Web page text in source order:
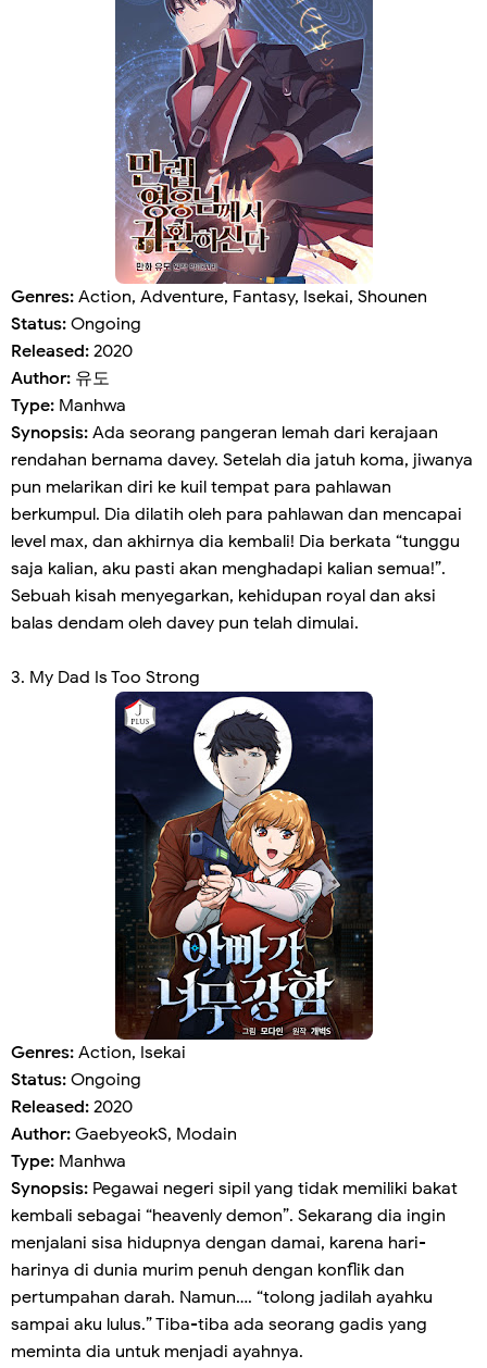
Genres: Action, Adventure, Fantasy, Isekai, Shounen
Status: Ongoing
Released: 2020
Author: 유도
Type: Manhwa
Synopsis: Ada seorang pangeran lemah dari kerajaan
rendahan bernama davey. Setelah dia jatuh koma, jiwanya
pun melarikan diri ke kuil tempat para pahlawan
berkumpul. Dia dilatih oleh para pahlawan dan mencapai
level max, dan akhirnya dia kembali! Dia berkata “tunggu
saja kalian, aku pasti akan menghadapi kalian semua!”.
Sebuah kisah menyegarkan, kehidupan royal dan aksi
balas dendam oleh davey pun telah dimulai.
3. My Dad Is Too Strong
Genres: Action, Isekai
Status: Ongoing
Released: 2020
Author: GaebyeokS, Modain
Type: Manhwa
Synopsis: Pegawai negeri sipil yang tidak memiliki bakat
kembali sebagai “heavenly demon”. Sekarang dia ingin
menjalani sisa hidupnya dengan damai, karena hari-
harinya di dunia murim penuh dengan konflik dan
pertumpahan darah. Namun…. “tolong jadilah ayahku
sampai aku lulus.” Tiba-tiba ada seorang gadis yang
meminta dia untuk menjadi ayahnya.